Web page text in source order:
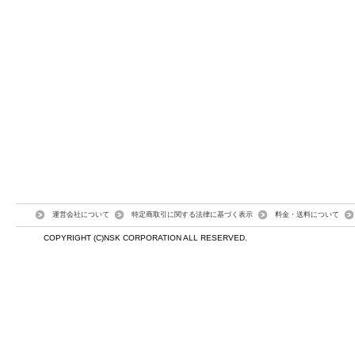
運営会社について 特定商取引に関する法律に基づく表示 料金・送料について
COPYRIGHT (C)NSK CORPORATION ALL RESERVED.